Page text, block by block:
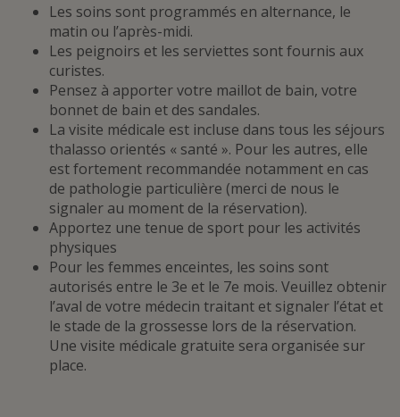
Les soins sont programmés en alternance, le
matin ou l’après-midi.
Les peignoirs et les serviettes sont fournis aux
curistes.
Pensez à apporter votre maillot de bain, votre
bonnet de bain et des sandales.
La visite médicale est incluse dans tous les séjours
thalasso orientés « santé ». Pour les autres, elle
est fortement recommandée notamment en cas
de pathologie particulière (merci de nous le
signaler au moment de la réservation).
Apportez une tenue de sport pour les activités
physiques
Pour les femmes enceintes, les soins sont
autorisés entre le 3e et le 7e mois. Veuillez obtenir
l’aval de votre médecin traitant et signaler l’état et
le stade de la grossesse lors de la réservation.
Une visite médicale gratuite sera organisée sur
place.